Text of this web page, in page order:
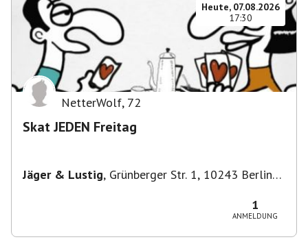
Heute, 07.08.2026
17:30
NetterWolf, 72
Skat JEDEN Freitag
Jäger & Lustig, Grünberger Str. 1, 10243 Berlin-
1
ANMELDUNG